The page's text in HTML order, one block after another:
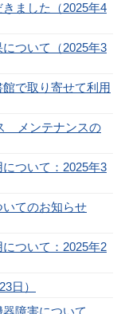
ました（2025年4
ついて（2025年3
で取り寄せて利用
メンテナンスの
ついて：2025年3
てのお知らせ
ついて：2025年2
日）
障害について